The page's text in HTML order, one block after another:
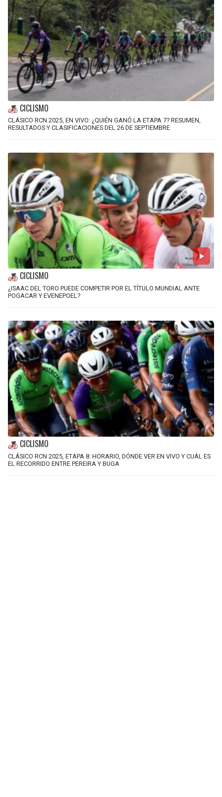
CICLISMO
CLÁSICO RCN 2025, EN VIVO: ¿QUIÉN GANÓ LA ETAPA 7? RESUMEN,
RESULTADOS Y CLASIFICACIONES DEL 26 DE SEPTIEMBRE
CICLISMO
¿ISAAC DEL TORO PUEDE COMPETIR POR EL TÍTULO MUNDIAL ANTE
POGACAR Y EVENEPOEL?
CICLISMO
CLÁSICO RCN 2025, ETAPA 8: HORARIO, DÓNDE VER EN VIVO Y CUÁL ES
EL RECORRIDO ENTRE PEREIRA Y BUGA